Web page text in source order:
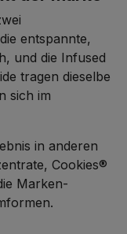
entspannte,
und die Infused
tragen dieselbe
sich im
in anderen
, Cookies®
Marken-